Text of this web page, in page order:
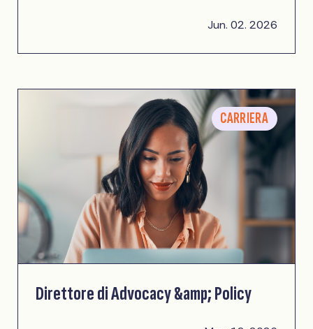
Jun. 02. 2026
CARRIERA
Direttore di Advocacy &amp; Policy